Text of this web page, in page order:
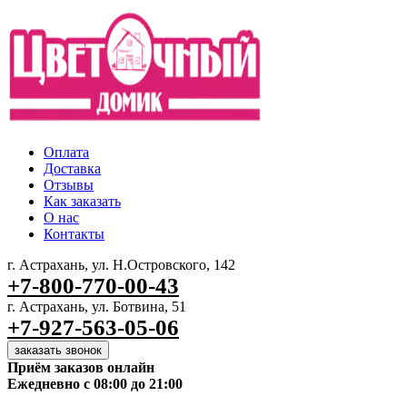
Оплата
Доставка
Отзывы
Как заказать
О нас
Контакты
г. Астрахань, ул. Н.Островского, 142
+7-800-770-00-43
г. Астрахань, ул. Ботвина, 51
+7-927-563-05-06
заказать звонок
Приём заказов онлайн
Ежедневно с 08:00 до 21:00